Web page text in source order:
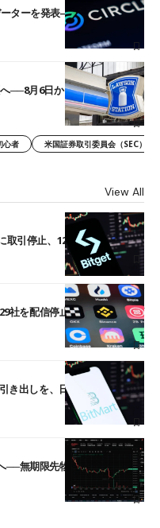
ーターを発表――ブラックロッ
──8月6日からJPYCやUSDC対
心者 米国証券取引委員会（SEC）
View All
引停止、12月末に強制決済
社を配信停止──OKXやバイビ
出しを、日本人利用者も対
──無期限先物を生んだ11年に